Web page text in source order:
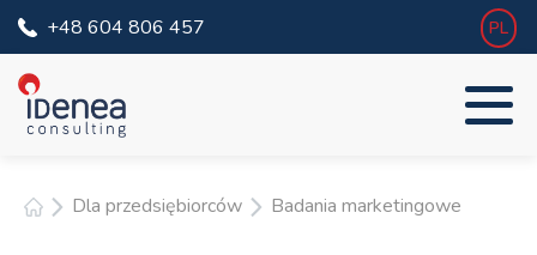
+48 604 806 457 PL
Dla przedsiębiorców Badania marketingowe